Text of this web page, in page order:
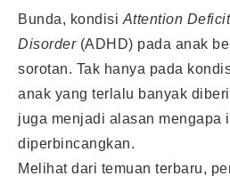
Bunda, kondisi Attention
Disorder (ADHD) pada anak
sorotan. Tak hanya pada
anak yang terlalu banyak
juga menjadi alasan mengapa
diperbincangkan.
Melihat dari temuan terbaru,